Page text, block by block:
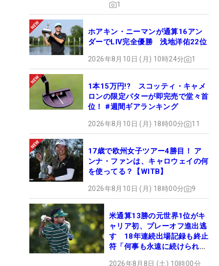
1
ホアキン・ニーマンが通算16アン
ダーでLIV完全優勝 浅地洋佑22位
2026年8月10日 (月) 10時24分 1
1本15万円!? スコッティ・キャメ
ロンの限定パターが即完売で堂々首
位！ #週間ギアランキング
2026年8月10日 (月) 18時00分 11
17歳で欧州女子ツアー4勝目！ ア
ンナ・ファンは、キャロウェイの何
を使ってる？【WITB】
2026年8月10日 (月) 18時00分 9
米通算13勝の元世界1位がキ
ャリア初、プレーオフ進出逃
す 18年連続出場記録も終止
符「何事も永遠に続けられな
2026年8月8日 (土) 10時00分